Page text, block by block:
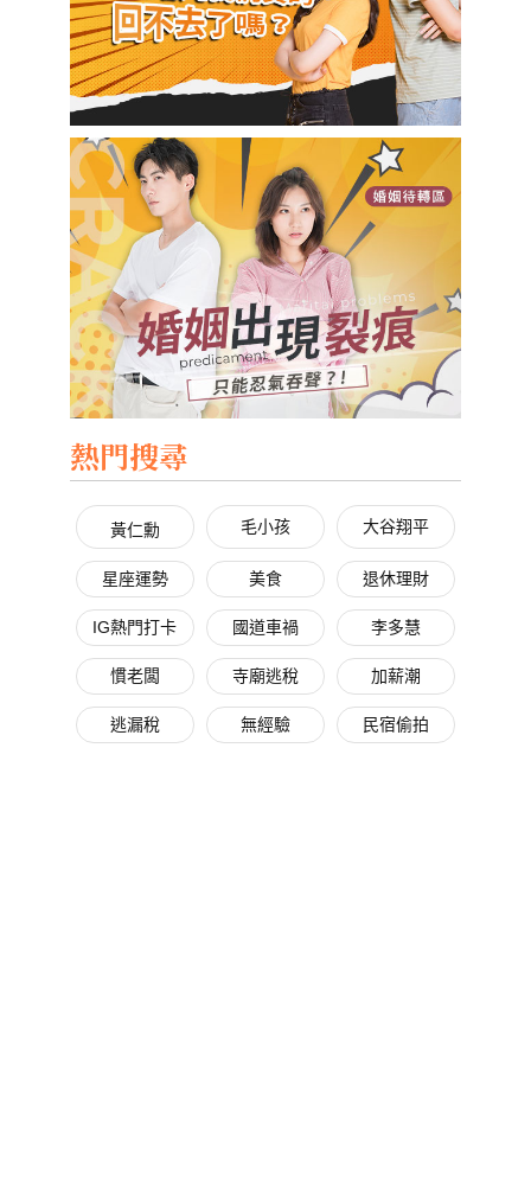
熱門搜尋
黃仁勳 毛小孩 大谷翔平
星座運勢 美食 退休理財
IG熱門打卡 國道車禍 李多慧
慣老闆 寺廟逃稅 加薪潮
逃漏稅 無經驗 民宿偷拍